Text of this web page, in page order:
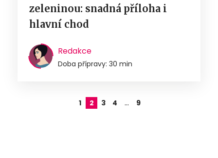
zeleninou: snadná příloha i
hlavní chod
Redakce
Doba přípravy: 30 min
1 2 3 4 … 9